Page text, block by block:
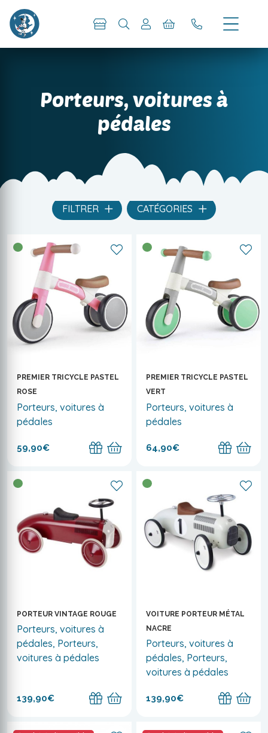
Porteurs, voitures à
pédales
FILTRER CATÉGORIES
PREMIER TRICYCLE PASTEL
ROSE
Porteurs, voitures à
pédales
59,90€
PREMIER TRICYCLE PASTEL
VERT
Porteurs, voitures à
pédales
64,90€
PORTEUR VINTAGE ROUGE
Porteurs, voitures à
pédales, Porteurs,
voitures à pédales
139,90€
VOITURE PORTEUR MÉTAL
NACRE
Porteurs, voitures à
pédales, Porteurs,
voitures à pédales
139,90€